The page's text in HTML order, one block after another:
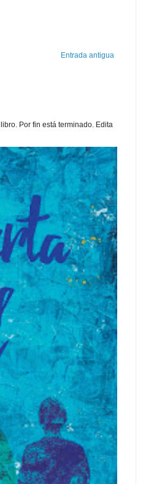
Entrada antigua
Por fin está terminado. Edita